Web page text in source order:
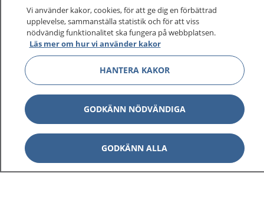
Vi använder kakor, cookies, för att ge dig en förbättrad
upplevelse, sammanställa statistik och för att viss
nödvändig funktionalitet ska fungera på webbplatsen.
Läs mer om hur vi använder kakor
HANTERA KAKOR
GODKÄNN NÖDVÄNDIGA
GODKÄNN ALLA